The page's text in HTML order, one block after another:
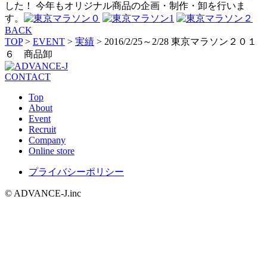
した！ 今年もオリジナル商品の企画・制作・卸を行いま
す。
BACK
TOP> EVENT > 実績 > 2016/2/25～2/28 東京マラソン２０１
６ 商品卸
CONTACT
Top
About
Event
Recruit
Company
Online store
プライバシーポリシー
© ADVANCE-J.inc